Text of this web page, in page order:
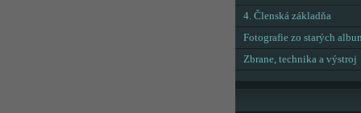
4. Členská základňa
Fotografie zo starých
Zbrane, technika a výstroj